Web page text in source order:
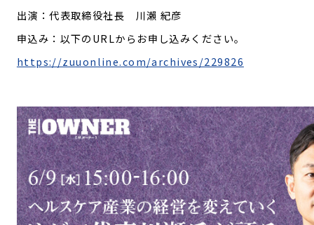
出演：代表取締役社長 川瀨 紀彦
申込み：以下のURLからお申し込みください。
https://zuuonline.com/archives/229826